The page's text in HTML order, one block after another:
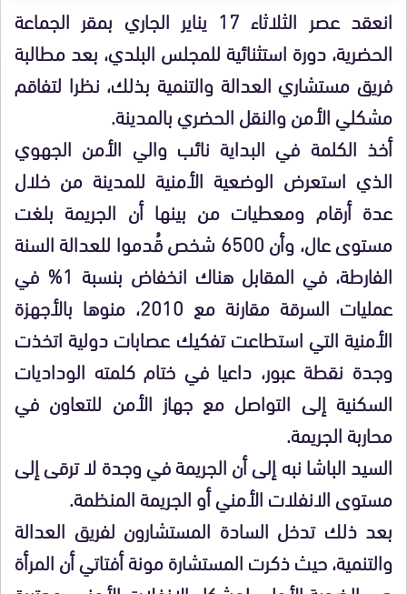
انعقد عصر الثلاثاء 17 يناير الجاري بمقر الجماعة
الحضرية، دورة استثنائية للمجلس البلدي، بعد مطالبة
فريق مستشاري العدالة والتنمية بذلك، نظرا لتفاقم
مشكلي الأمن والنقل الحضري بالمدينة.
أخذ الكلمة في البداية نائب والي الأمن الجهوي
الذي استعرض الوضعية الأمنية للمدينة من خلال
عدة أرقام ومعطيات من بينها أن الجريمة بلغت
مستوى عال، وأن 6500 شخص قُدموا للعدالة السنة
الفارطة، في المقابل هناك انخفاض بنسبة 1% في
عمليات السرقة مقارنة مع 2010، منوها بالأجهزة
الأمنية التي استطاعت تفكيك عصابات دولية اتخذت
وجدة نقطة عبور، داعيا في ختام كلمته الوداديات
السكنية إلى التواصل مع جهاز الأمن للتعاون في
محاربة الجريمة.
السيد الباشا نبه إلى أن الجريمة في وجدة لا ترقى إلى
مستوى الانفلات الأمني أو الجريمة المنظمة.
بعد ذلك تدخل السادة المستشارون لفريق العدالة
والتنمية، حيث ذكرت المستشارة مونة أفتاتي أن المرأة